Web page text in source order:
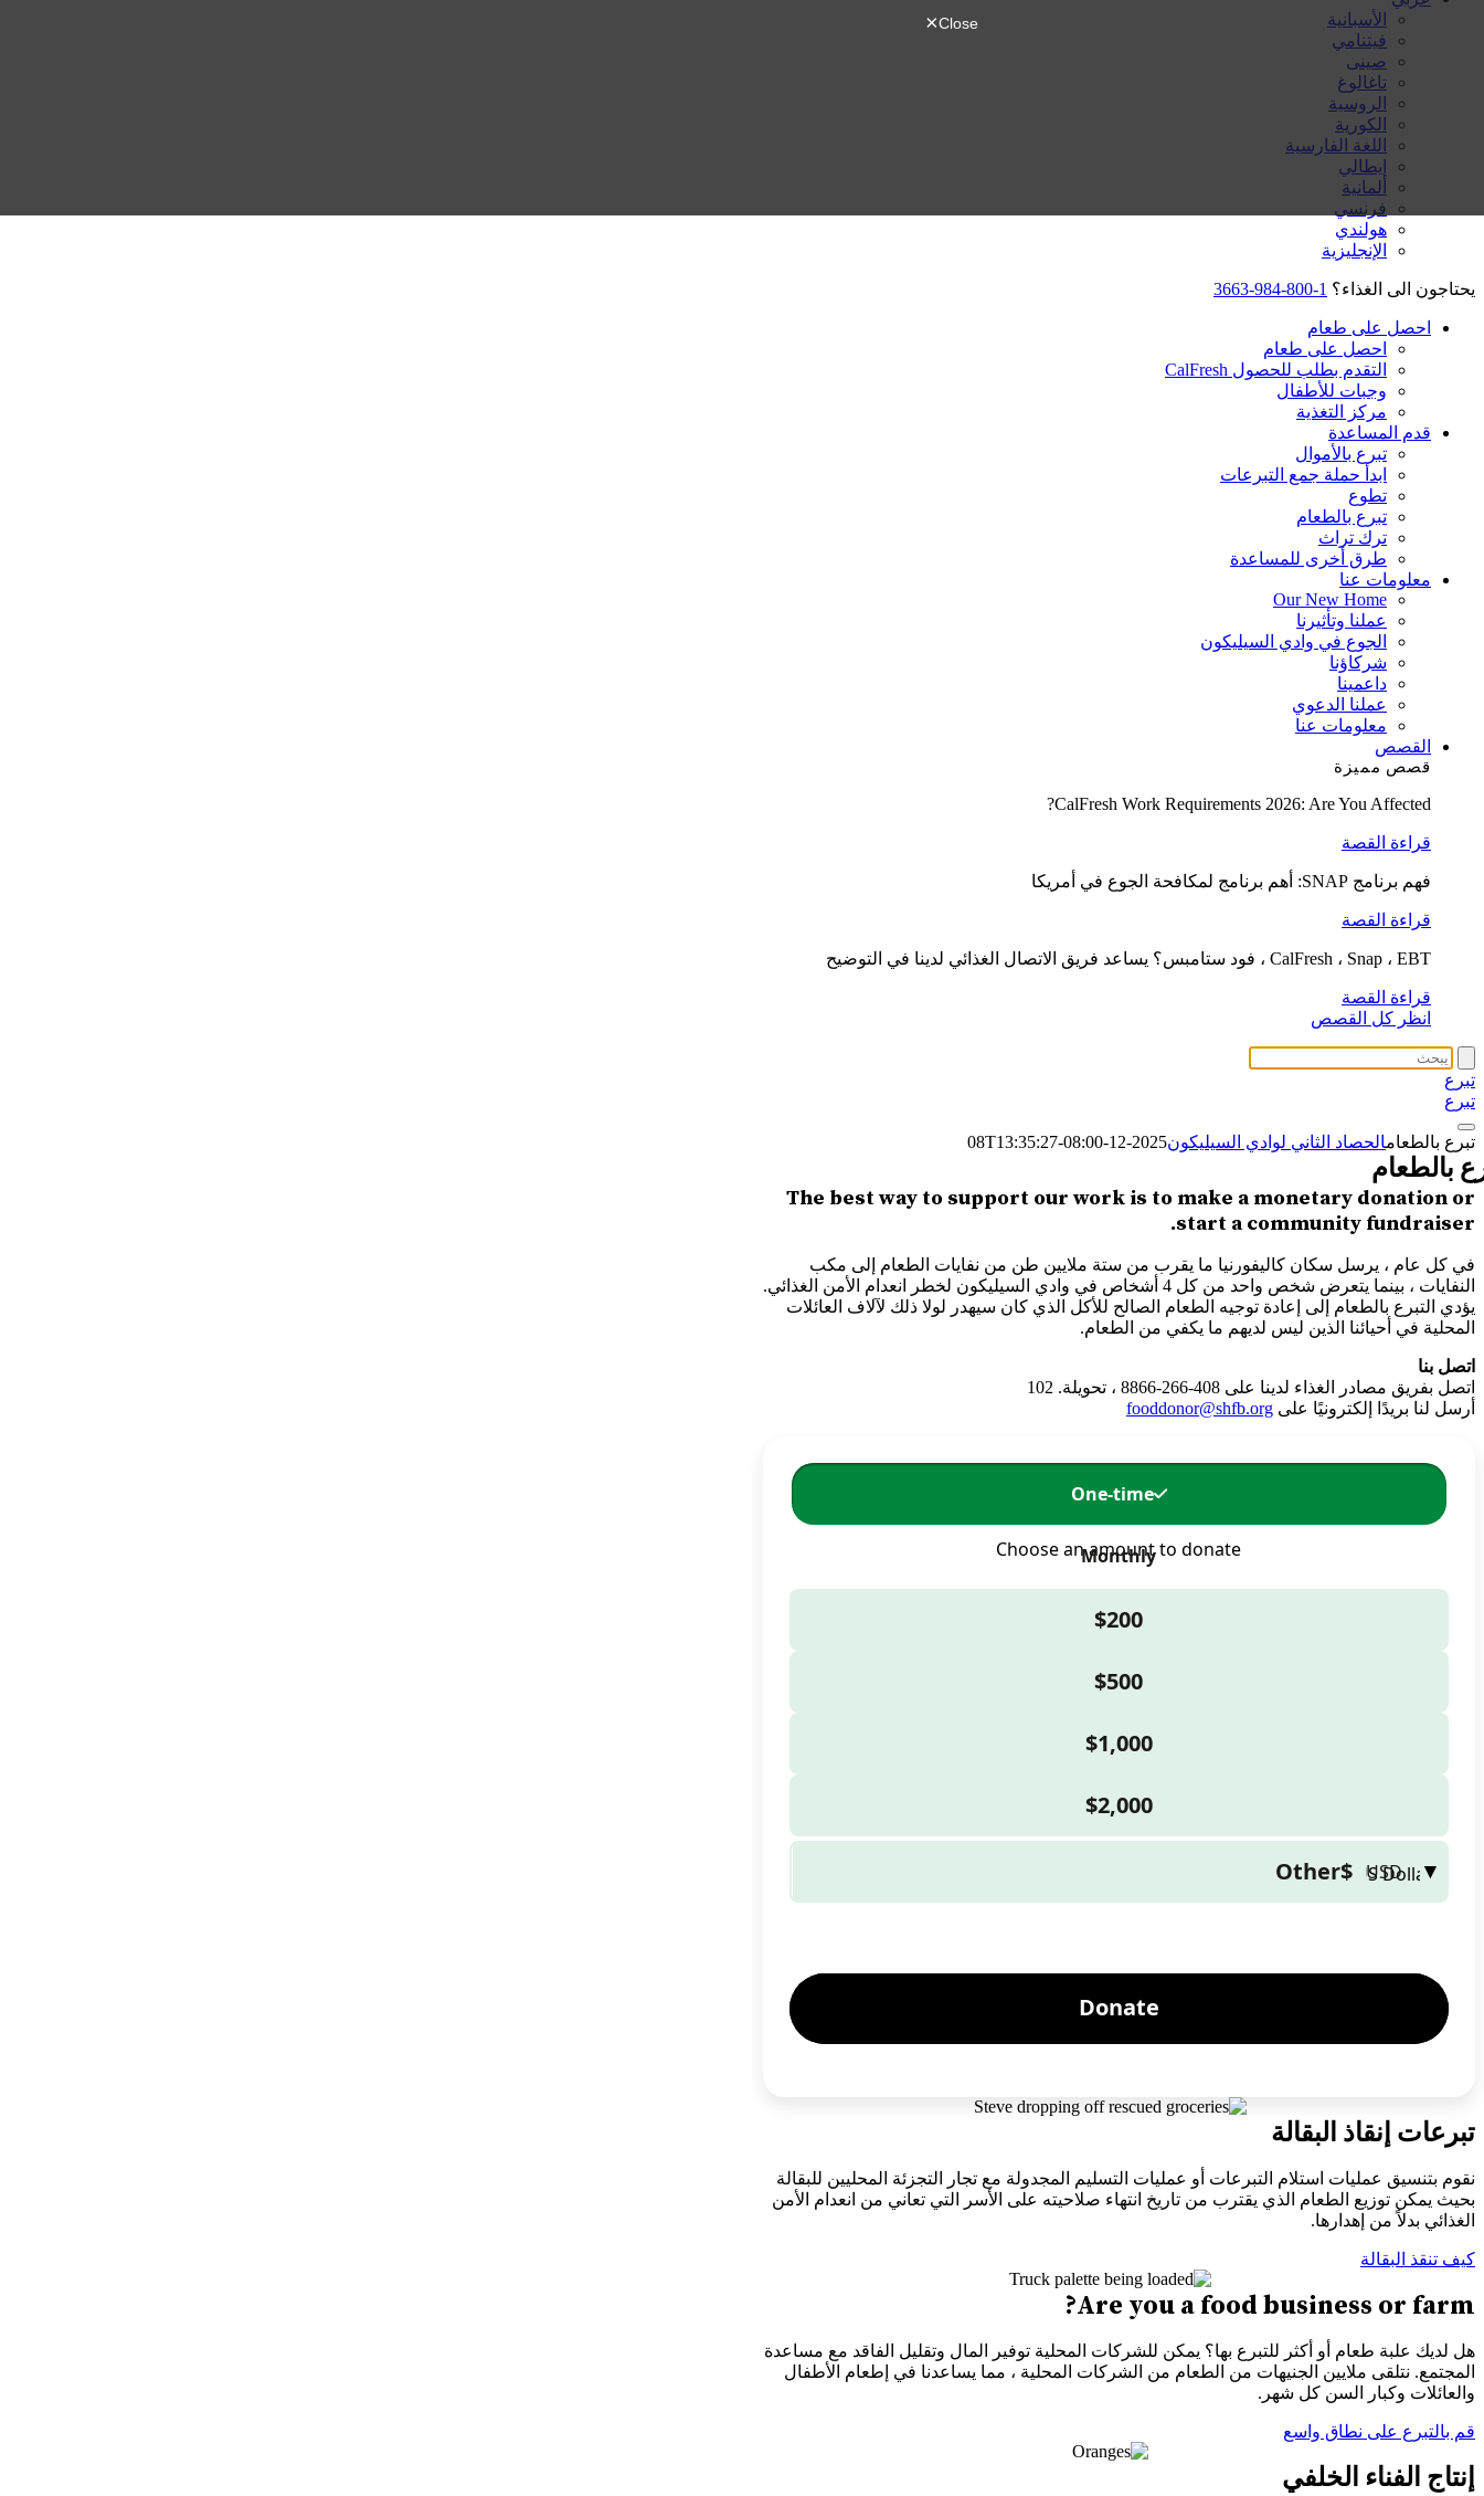
الأسبانية
فيتنامي
صينى
تاغالوغ
الروسية
الكورية
اللغة الفارسية
إيطالي
ألمانية
فرنسي
هولندي
الإنجليزية
يحتاجون الى الغذاء؟ 1-800-984-3663
احصل على طعام
احصل على طعام
التقدم بطلب للحصول CalFresh
وجبات للأطفال
مركز التغذية
قدم المساعدة
تبرع بالأموال
ابدأ حملة جمع التبرعات
تطوع
تبرع بالطعام
ترك تراث
طرق أخرى للمساعدة
معلومات عنا
Our New Home
عملنا وتأثيرنا
الجوع في وادي السيليكون
شركاؤنا
داعمينا
عملنا الدعوي
معلومات عنا
القصص
قصص مميزة
CalFresh Work Requirements 2026: Are You Affected?
قراءة القصة
فهم برنامج SNAP: أهم برنامج لمكافحة الجوع في أمريكا
قراءة القصة
CalFresh ، Snap ، EBT ، فود ستامبس؟ يساعد فريق الاتصال الغذائي لدينا في التوضيح
قراءة القصة
انظر كل القصص
تبرع
تبرع
تبرع بالطعامالحصاد الثاني لوادي السيليكون2025-12-08T13:35:27-08:00
بالطعام
The best way to support our work is to make a monetary donation or
start a community fundraiser.
في كل عام ، يرسل سكان كاليفورنيا ما يقرب من ستة ملايين طن من نفايات الطعام إلى مكب
النفايات ، بينما يتعرض شخص واحد من كل 4 أشخاص في وادي السيليكون لخطر انعدام الأمن الغذائي.
يؤدي التبرع بالطعام إلى إعادة توجيه الطعام الصالح للأكل الذي كان سيهدر لولا ذلك لآلاف العائلات
المحلية في أحيائنا الذين ليس لديهم ما يكفي من الطعام.
اتصل بنا
اتصل بفريق مصادر الغذاء لدينا على 408-266-8866 ، تحويلة. 102
أرسل لنا بريدًا إلكترونيًا على fooddonor@shfb.org
تبرعات إنقاذ البقالة
نقوم بتنسيق عمليات استلام التبرعات أو عمليات التسليم المجدولة مع تجار التجزئة المحليين للبقالة
بحيث يمكن توزيع الطعام الذي يقترب من تاريخ انتهاء صلاحيته على الأسر التي تعاني من انعدام الأمن
الغذائي بدلاً من إهدارها.
كيف تنقذ البقالة
Are you a food business or farm?
هل لديك علبة طعام أو أكثر للتبرع بها؟ يمكن للشركات المحلية توفير المال وتقليل الفاقد مع مساعدة
المجتمع. نتلقى ملايين الجنيهات من الطعام من الشركات المحلية ، مما يساعدنا في إطعام الأطفال
والعائلات وكبار السن كل شهر.
قم بالتبرع على نطاق واسع
إنتاج الفناء الخلفي